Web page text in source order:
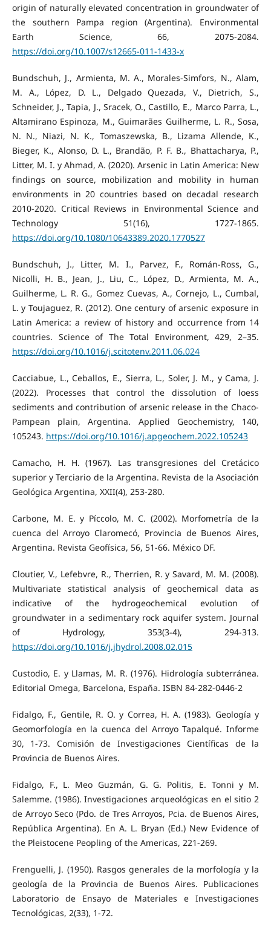
origin of naturally elevated concentration in groundwater of
the southern Pampa region (Argentina). Environmental
Earth Science, 66, 2075-2084.
https://doi.org/10.1007/s12665-011-1433-x
Bundschuh, J., Armienta, M. A., Morales-Simfors, N., Alam,
M. A., López, D. L., Delgado Quezada, V., Dietrich, S.,
Schneider, J., Tapia, J., Sracek, O., Castillo, E., Marco Parra, L.,
Altamirano Espinoza, M., Guimarães Guilherme, L. R., Sosa,
N. N., Niazi, N. K., Tomaszewska, B., Lizama Allende, K.,
Bieger, K., Alonso, D. L., Brandão, P. F. B., Bhattacharya, P.,
Litter, M. I. y Ahmad, A. (2020). Arsenic in Latin America: New
findings on source, mobilization and mobility in human
environments in 20 countries based on decadal research
2010-2020. Critical Reviews in Environmental Science and
Technology 51(16), 1727-1865.
https://doi.org/10.1080/10643389.2020.1770527
Bundschuh, J., Litter, M. I., Parvez, F., Román-Ross, G.,
Nicolli, H. B., Jean, J., Liu, C., López, D., Armienta, M. A.,
Guilherme, L. R. G., Gomez Cuevas, A., Cornejo, L., Cumbal,
L. y Toujaguez, R. (2012). One century of arsenic exposure in
Latin America: a review of history and occurrence from 14
countries. Science of The Total Environment, 429, 2–35.
https://doi.org/10.1016/j.scitotenv.2011.06.024
Cacciabue, L., Ceballos, E., Sierra, L., Soler, J. M., y Cama, J.
(2022). Processes that control the dissolution of loess
sediments and contribution of arsenic release in the Chaco-
Pampean plain, Argentina. Applied Geochemistry, 140,
105243. https://doi.org/10.1016/j.apgeochem.2022.105243
Camacho, H. H. (1967). Las transgresiones del Cretácico
superior y Terciario de la Argentina. Revista de la Asociación
Geológica Argentina, XXII(4), 253-280.
Carbone, M. E. y Píccolo, M. C. (2002). Morfometría de la
cuenca del Arroyo Claromecó, Provincia de Buenos Aires,
Argentina. Revista Geofísica, 56, 51-66. México DF.
Cloutier, V., Lefebvre, R., Therrien, R. y Savard, M. M. (2008).
Multivariate statistical analysis of geochemical data as
indicative of the hydrogeochemical evolution of
groundwater in a sedimentary rock aquifer system. Journal
of Hydrology, 353(3-4), 294-313.
https://doi.org/10.1016/j.jhydrol.2008.02.015
Custodio, E. y Llamas, M. R. (1976). Hidrología subterránea.
Editorial Omega, Barcelona, España. ISBN 84-282-0446-2
Fidalgo, F., Gentile, R. O. y Correa, H. A. (1983). Geología y
Geomorfología en la cuenca del Arroyo Tapalqué. Informe
30, 1-73. Comisión de Investigaciones Científicas de la
Provincia de Buenos Aires.
Fidalgo, F., L. Meo Guzmán, G. G. Politis, E. Tonni y M.
Salemme. (1986). Investigaciones arqueológicas en el sitio 2
de Arroyo Seco (Pdo. de Tres Arroyos, Pcia. de Buenos Aires,
República Argentina). En A. L. Bryan (Ed.) New Evidence of
the Pleistocene Peopling of the Americas, 221-269.
Frenguelli, J. (1950). Rasgos generales de la morfología y la
geología de la Provincia de Buenos Aires. Publicaciones
Laboratorio de Ensayo de Materiales e Investigaciones
Tecnológicas, 2(33), 1-72.